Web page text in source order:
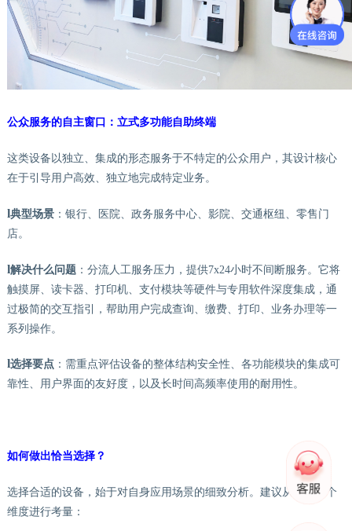
公众服务的自主窗口：立式多功能自助终端
这类设备以独立、集成的形态服务于不特定的公众用户，其设计核心
在于引导用户高效、独立地完成特定业务。
l典型场景：银行、医院、政务服务中心、影院、交通枢纽、零售门
店。
l解决什么问题：分流人工服务压力，提供7x24小时不间断服务。它将
触摸屏、读卡器、打印机、支付模块等硬件与专用软件深度集成，通
过极简的交互指引，帮助用户完成查询、缴费、打印、业务办理等一
系列操作。
l选择要点：需重点评估设备的整体结构安全性、各功能模块的集成可
靠性、用户界面的友好度，以及长时间高频率使用的耐用性。
如何做出恰当选择？
选择合适的设备，始于对自身应用场景的细致分析。建议从以下几个
维度进行考量：